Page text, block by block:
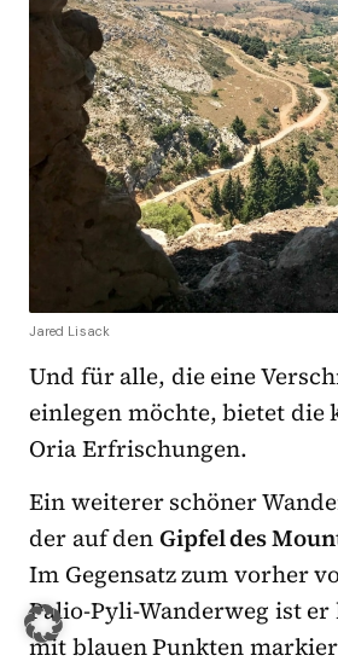
Jared Lisack
Und für alle, die eine
einlegen möchte, bietet die
Oria Erfrischungen.
Ein weiterer schöner
der auf denGipfel des
Im Gegensatz zum vorher
Palio-Pyli-Wanderweg ist
mit blauen Punkten